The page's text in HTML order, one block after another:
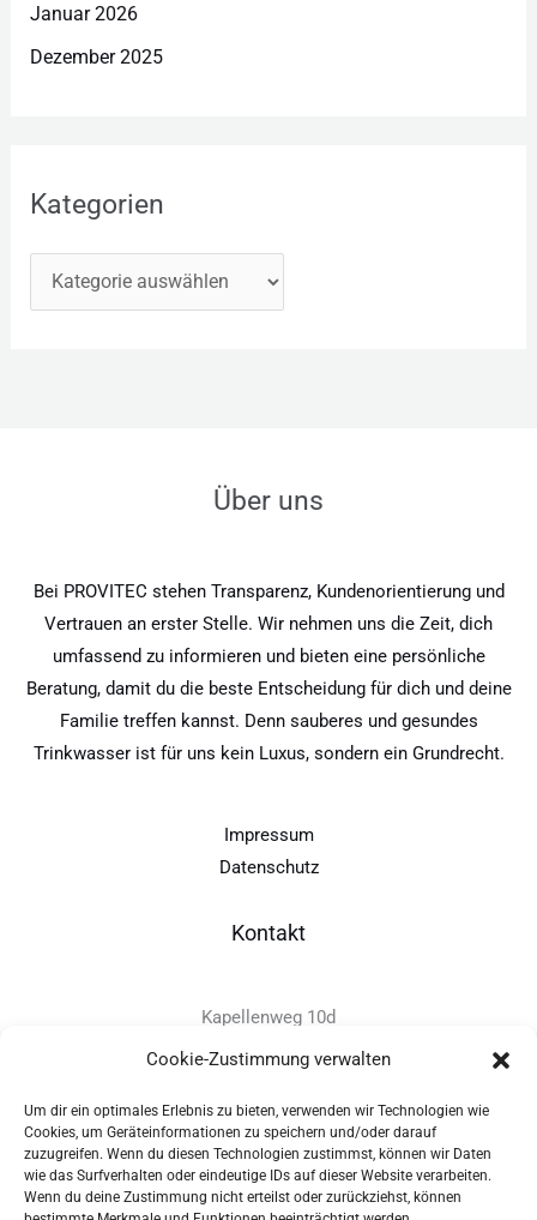
Cookie-Zustimmung verwalten
Um dir ein optimales Erlebnis zu bieten, verwenden wir Technologien wie
Cookies, um Geräteinformationen zu speichern und/oder darauf
zuzugreifen. Wenn du diesen Technologien zustimmst, können wir Daten
wie das Surfverhalten oder eindeutige IDs auf dieser Website verarbeiten.
Wenn du deine Zustimmung nicht erteilst oder zurückziehst, können
Januar 2026
Dezember 2025
Kategorien
Über uns
Bei PROVITEC stehen Transparenz, Kundenorientierung und
Vertrauen an erster Stelle. Wir nehmen uns die Zeit, dich
umfassend zu informieren und bieten eine persönliche
Beratung, damit du die beste Entscheidung für dich und deine
Familie treffen kannst. Denn sauberes und gesundes
Trinkwasser ist für uns kein Luxus, sondern ein Grundrecht.
Impressum
Datenschutz
Kontakt
Kapellenweg 10d
D-94575 Windorf
+49 - (0)8546 - 97 39 0
info@provitec.de
www.provitec.com